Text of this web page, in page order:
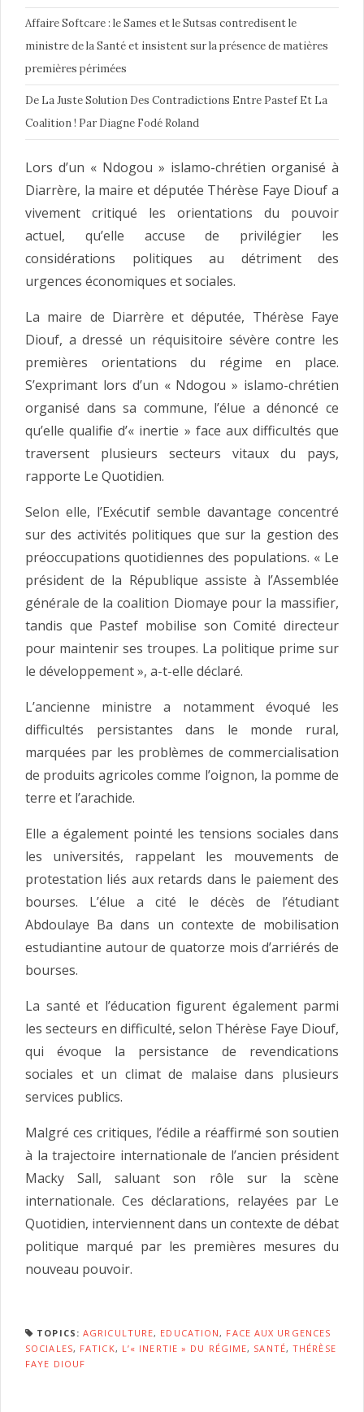
Affaire Softcare : le Sames et le Sutsas contredisent le
ministre de la Santé et insistent sur la présence de matières
premières périmées
De La Juste Solution Des Contradictions Entre Pastef Et La
Coalition ! Par Diagne Fodé Roland
Lors d’un « Ndogou » islamo-chrétien organisé à
Diarrère, la maire et députée Thérèse Faye Diouf a
vivement critiqué les orientations du pouvoir
actuel, qu’elle accuse de privilégier les
considérations politiques au détriment des
urgences économiques et sociales.
La maire de Diarrère et députée, Thérèse Faye
Diouf, a dressé un réquisitoire sévère contre les
premières orientations du régime en place.
S’exprimant lors d’un « Ndogou » islamo-chrétien
organisé dans sa commune, l’élue a dénoncé ce
qu’elle qualifie d’« inertie » face aux difficultés que
traversent plusieurs secteurs vitaux du pays,
rapporte Le Quotidien.
Selon elle, l’Exécutif semble davantage concentré
sur des activités politiques que sur la gestion des
préoccupations quotidiennes des populations. « Le
président de la République assiste à l’Assemblée
générale de la coalition Diomaye pour la massifier,
tandis que Pastef mobilise son Comité directeur
pour maintenir ses troupes. La politique prime sur
le développement », a-t-elle déclaré.
L’ancienne ministre a notamment évoqué les
difficultés persistantes dans le monde rural,
marquées par les problèmes de commercialisation
de produits agricoles comme l’oignon, la pomme de
terre et l’arachide.
Elle a également pointé les tensions sociales dans
les universités, rappelant les mouvements de
protestation liés aux retards dans le paiement des
bourses. L’élue a cité le décès de l’étudiant
Abdoulaye Ba dans un contexte de mobilisation
estudiantine autour de quatorze mois d’arriérés de
bourses.
La santé et l’éducation figurent également parmi
les secteurs en difficulté, selon Thérèse Faye Diouf,
qui évoque la persistance de revendications
sociales et un climat de malaise dans plusieurs
services publics.
Malgré ces critiques, l’édile a réaffirmé son soutien
à la trajectoire internationale de l’ancien président
Macky Sall, saluant son rôle sur la scène
internationale. Ces déclarations, relayées par Le
Quotidien, interviennent dans un contexte de débat
politique marqué par les premières mesures du
nouveau pouvoir.
TOPICS: AGRICULTURE, EDUCATION, FACE AUX URGENCES
SOCIALES, FATICK, L’« INERTIE » DU RÉGIME, SANTÉ,THÉRÈSE
FAYE DIOUF